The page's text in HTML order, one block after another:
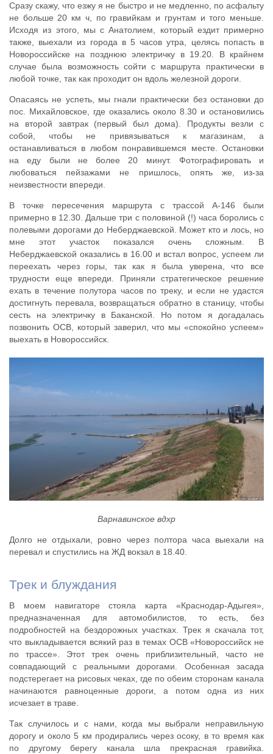
Сразу скажу, что езжу я не быстро и не медленно, по асфальту
не больше 20 км ч, по гравийкам и грунтам и того меньше.
Исходя из этого, мы с Анатолием, который ездит примерно
также, выехали из города в 5 часов утра, целясь попасть в
Новороссийске на позднюю электричку в 19.20. В крайнем
случае была возможность сойти с маршрута практически в
любой точке, так как проходит он вдоль железной дороги.
Опасаясь не успеть, мы гнали практически без остановки до
пос. Михайловское, где оказались около 8.30 и остановились
на второй завтрак (первый был дома). Продукты везли с
собой, чтобы не привязываться к магазинам, а
останавливаться в любом понравившемся месте. Остановки
на еду были не более 20 минут. Фотографировать и
любоваться пейзажами не пришлось, опять же, из-за
неизвестности впереди.
В точке пересечения маршрута с трассой А-146 были
примерно в 12.30. Дальше три с половиной (!) часа боролись с
полевыми дорогами до Неберджаевской. Может кто и лось, но
мне этот участок показался очень сложным. В
Неберджаевской оказались в 16.00 и встал вопрос, успеем ли
переехать через горы, так как я была уверена, что все
трудности еще впереди. Приняли стратегическое решение
ехать в течение полутора часов по треку, и если не удастся
достигнуть перевала, возвращаться обратно в станицу, чтобы
сесть на электричку в Баканской. Но потом я догадалась
позвонить ОСВ, который заверил, что мы «спокойно успеем»
выехать в Новороссийск.
Варнавинское вдхр
Долго не отдыхали, ровно через полтора часа выехали на
перевал и спустились на ЖД вокзал в 18.40.
Трек и блуждания
В моем навигаторе стояла карта «Краснодар-Адыгея»,
предназначенная для автомобилистов, то есть, без
подробностей на бездорожных участках. Трек я скачала тот,
что выкладывается всякий раз в темах ОСВ «Новороссийск не
по трассе». Этот трек очень приблизительный, часто не
совпадающий с реальными дорогами. Особенная засада
подстерегает на рисовых чеках, где по обеим сторонам канала
начинаются равноценные дороги, а потом одна из них
исчезает в траве.
Так случилось и с нами, когда мы выбрали неправильную
дорогу и около 5 км продирались через осоку, в то время как
по другому берегу канала шла прекрасная гравийка.